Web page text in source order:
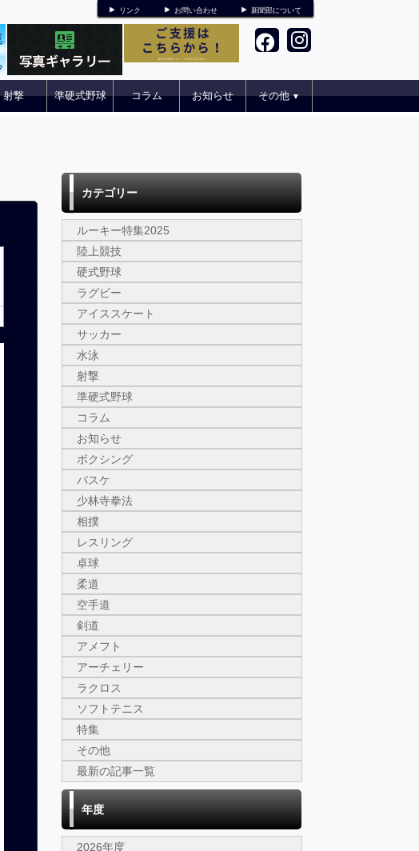
リンク お問い合わせ 新聞部について
射撃 準硬式野球 コラム お知らせ その他▼
カテゴリー
ルーキー特集2025
陸上競技
硬式野球
ラグビー
アイススケート
サッカー
水泳
射撃
準硬式野球
コラム
お知らせ
ボクシング
バスケ
少林寺拳法
相撲
レスリング
卓球
柔道
空手道
剣道
アメフト
アーチェリー
ラクロス
ソフトテニス
特集
その他
最新の記事一覧
年度
2026年度